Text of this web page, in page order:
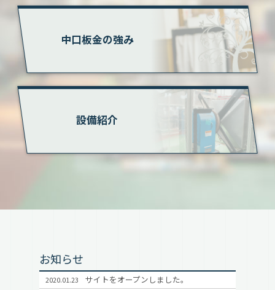
中口板金の強み
設備紹介
お知らせ
2020.01.23 サイトをオープンしました。